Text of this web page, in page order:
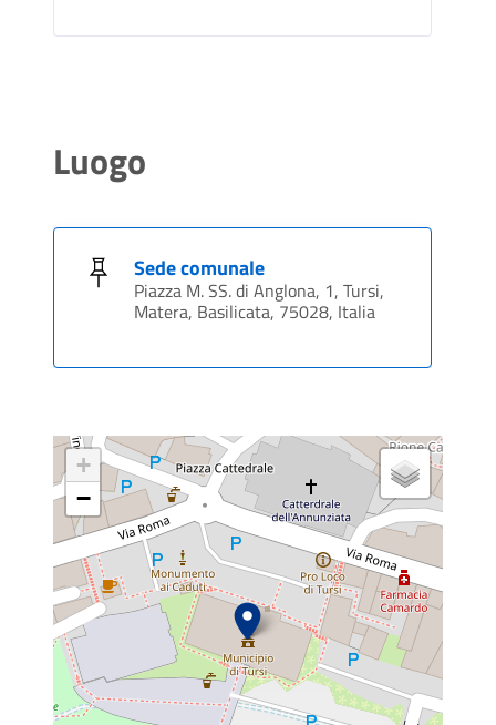
Luogo
Sede comunale
Piazza M. SS. di Anglona, 1, Tursi,
Matera, Basilicata, 75028, Italia
+
−